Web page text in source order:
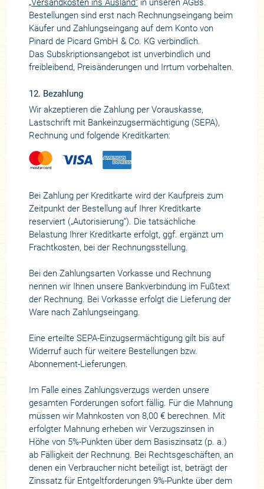
„Versandkosten ins Ausland“in unseren AGBs.
Bestellungen sind erst nach Rechnungseingang beim
Käufer und Zahlungseingang auf dem Konto von
Pinard de Picard GmbH & Co. KG verbindlich.
Das Subskriptionsangebot ist unverbindlich und
freibleibend, Preisänderungen und Irrtum vorbehalten.
12. Bezahlung
Wir akzeptieren die Zahlung per Vorauskasse,
Lastschrift mit Bankeinzugsermächtigung (SEPA),
Rechnung und folgende Kreditkarten:
Bei Zahlung per Kreditkarte wird der Kaufpreis zum
Zeitpunkt der Bestellung auf Ihrer Kreditkarte
reserviert („Autorisierung“). Die tatsächliche
Belastung Ihrer Kreditkarte erfolgt, ggf. ergänzt um
Frachtkosten, bei der Rechnungsstellung.
Bei den Zahlungsarten Vorkasse und Rechnung
nennen wir Ihnen unsere Bankverbindung im Fußtext
der Rechnung. Bei Vorkasse erfolgt die Lieferung der
Ware nach Zahlungseingang.
Eine erteilte SEPA-Einzugsermächtigung gilt bis auf
Widerruf auch für weitere Bestellungen bzw.
Abonnement-Lieferungen.
Im Falle eines Zahlungsverzugs werden unsere
gesamten Forderungen sofort fällig. Für die Mahnung
müssen wir Mahnkosten von 8,00 € berechnen. Mit
erfolgter Mahnung erheben wir Verzugszinsen in
Höhe von 5%-Punkten über dem Basiszinsatz (p. a.)
ab Fälligkeit der Rechnung. Bei Rechtsgeschäften, an
denen ein Verbraucher nicht beteiligt ist, beträgt der
Zinssatz für Entgeltforderungen 9%-Punkte über dem